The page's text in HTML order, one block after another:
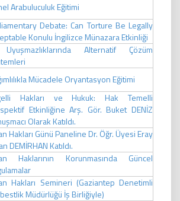
Arabuluculuk Eğitimi
Debate: Can Torture Be Legally
Konulu İngilizce Münazara Etkinliği
Alternatif Çözüm
Mücadele Oryantasyon Eğitimi
Hakları ve Hukuk: Hak Temelli
Etkinliğine Arş. Gör. Buket DENİZ
Olarak Katıldı.
Hakları Günü Paneline Dr. Öğr. Üyesi Eray
DEMİRHAN Katıldı.
Haklarının Korunmasında Güncel
Hakları Semineri (Gaziantep Denetimli
Müdürlüğü İş Birliğiyle)